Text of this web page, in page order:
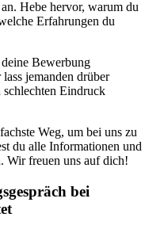
Hebe hervor, warum du
Erfahrungen du
Bewerbung
jemanden drüber
schlechten Eindruck
Weg, um bei uns zu
du alle Informationen und
Wir freuen uns auf dich!
bei